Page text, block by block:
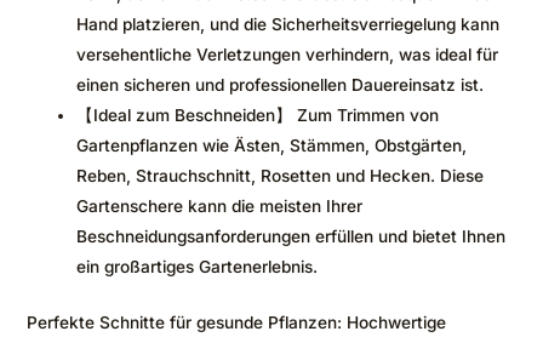
Hand platzieren, und die Sicherheitsverriegelung kann
versehentliche Verletzungen verhindern, was ideal für
einen sicheren und professionellen Dauereinsatz ist.
【Ideal zum Beschneiden】 Zum Trimmen von
Gartenpflanzen wie Ästen, Stämmen, Obstgärten,
Reben, Strauchschnitt, Rosetten und Hecken. Diese
Gartenschere kann die meisten Ihrer
Beschneidungsanforderungen erfüllen und bietet Ihnen
ein großartiges Gartenerlebnis.
Perfekte Schnitte für gesunde Pflanzen: Hochwertige